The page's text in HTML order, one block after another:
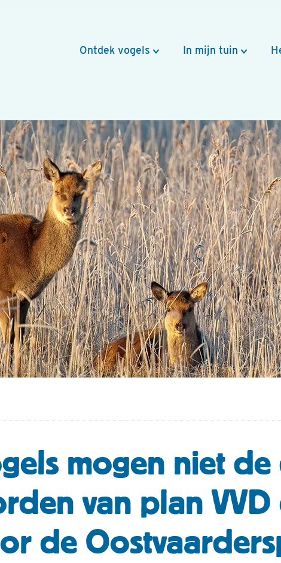
Ontdek vogels In mijn tuin
mogen niet
van plan VVD
de